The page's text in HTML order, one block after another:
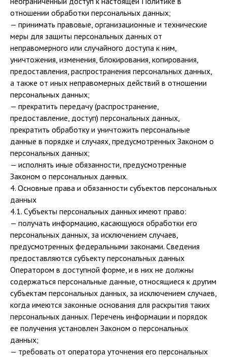
отношении обработки персональных данных;
— принимать правовые, организационные и технические
меры для защиты персональных данных от
неправомерного или случайного доступа к ним,
уничтожения, изменения, блокирования, копирования,
предоставления, распространения персональных данных,
а также от иных неправомерных действий в отношении
персональных данных;
— прекратить передачу (распространение,
предоставление, доступ) персональных данных,
прекратить обработку и уничтожить персональные
данные в порядке и случаях, предусмотренных Законом о
персональных данных;
— исполнять иные обязанности, предусмотренные
Законом о персональных данных.
4. Основные права и обязанности субъектов персональных
данных
4.1. Субъекты персональных данных имеют право:
— получать информацию, касающуюся обработки его
персональных данных, за исключением случаев,
предусмотренных федеральными законами. Сведения
предоставляются субъекту персональных данных
Оператором в доступной форме, и в них не должны
содержаться персональные данные, относящиеся к другим
субъектам персональных данных, за исключением случаев,
когда имеются законные основания для раскрытия таких
персональных данных. Перечень информации и порядок
ее получения установлен Законом о персональных
данных;
— требовать от оператора уточнения его персональных